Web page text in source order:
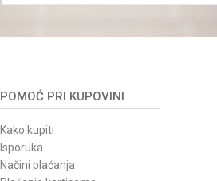
POMOĆ PRI KUPOVINI
Kako kupiti
Isporuka
Načini plaćanja